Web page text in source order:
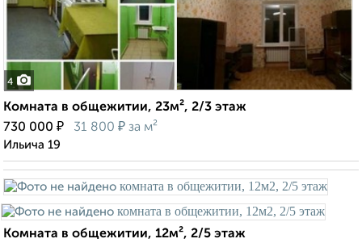
4
Комната в общежитии, 23м², 2/3 этаж
730 000 ₽ 31 800 ₽ за м²
Ильича 19
Комната в общежитии, 12м², 2/5 этаж